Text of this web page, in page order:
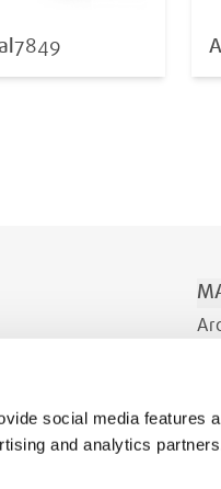
social media features
and analytics
7849